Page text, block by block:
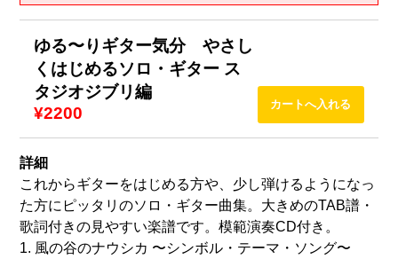
ゆる〜りギター気分 やさし
くはじめるソロ・ギター ス
タジオジブリ編
¥2200
詳細
これからギターをはじめる方や、少し弾けるようになっ
た方にピッタリのソロ・ギター曲集。大きめのTAB譜・
歌詞付きの見やすい楽譜です。模範演奏CD付き。
1. 風の谷のナウシカ 〜シンボル・テーマ・ソング〜